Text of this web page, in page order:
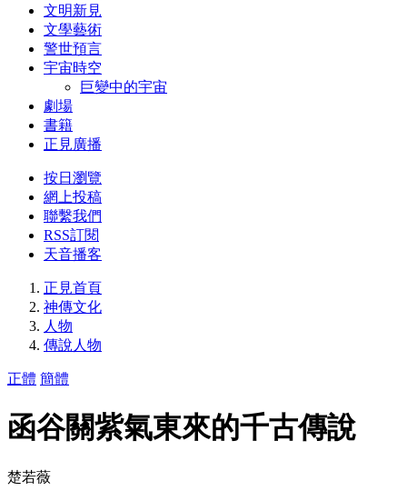
文明新見
文學藝術
警世預言
宇宙時空
巨變中的宇宙
劇場
書籍
正見廣播
按日瀏覽
網上投稿
聯繫我們
RSS訂閱
天音播客
正見首頁
神傳文化
人物
傳說人物
正體 簡體
函谷關紫氣東來的千古傳說
楚若薇